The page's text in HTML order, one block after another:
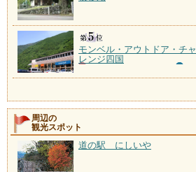
モンベル・アウトドア・チャ
レンジ四国
周辺の
観光スポット
道の駅 にしいや